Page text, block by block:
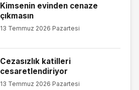
Kimsenin evinden cenaze
çıkmasın
13 Temmuz 2026 Pazartesi
Cezasızlık katilleri
cesaretlendiriyor
13 Temmuz 2026 Pazartesi